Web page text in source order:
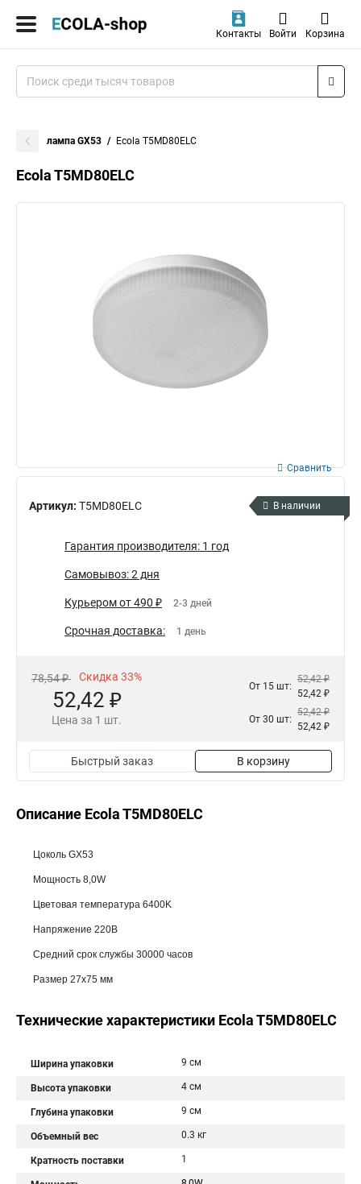
Контакты Войти Корзина
лампа GX53 Ecola T5MD80ELC
Ecola T5MD80ELC
Артикул: T5MD80ELC
Сравнить
В наличии
Гарантия производителя: 1 год
Самовывоз: 2 дня
Курьером от 490 ₽ 2-3 дней
Срочная доставка: 1 день
78,54 ₽ Скидка 33%
52,42 ₽
Цена за 1 шт.
От 15 шт:
52,42 ₽
52,42 ₽
От 30 шт:
52,42 ₽
52,42 ₽
Быстрый заказ В корзину
Описание Ecola T5MD80ELC
Цоколь GX53
Мощность 8,0W
Цветовая температура 6400K
Напряжение 220В
Средний срок службы 30000 часов
Размер 27x75 мм
Технические характеристики Ecola T5MD80ELC
Ширина упаковки 9 см
Высота упаковки 4 см
Глубина упаковки 9 см
Объемный вес 0.3 кг
Кратность поставки 1